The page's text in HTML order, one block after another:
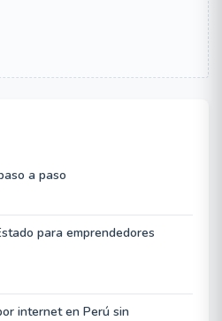
a paso
para emprendedores
internet en Perú sin